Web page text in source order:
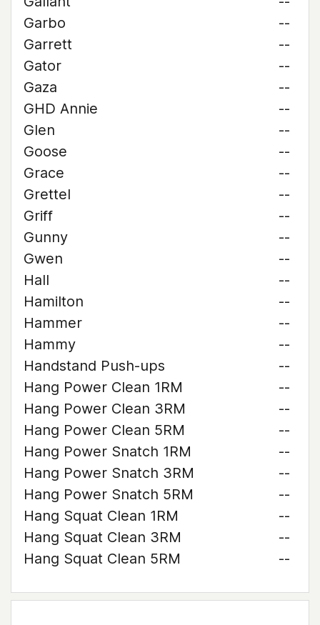
Garbo
--
Garrett
--
Gator
--
Gaza
--
GHD Annie
--
Glen
--
Goose
--
Grace
--
Grettel
--
Griff
--
Gunny
--
Gwen
--
Hall
--
Hamilton
--
Hammer
--
Hammy
--
Handstand Push-ups
--
Hang Power Clean 1RM
--
Hang Power Clean 3RM
--
Hang Power Clean 5RM
--
Hang Power Snatch 1RM
--
Hang Power Snatch 3RM
--
Hang Power Snatch 5RM
--
Hang Squat Clean 1RM
--
Hang Squat Clean 3RM
--
Hang Squat Clean 5RM
--